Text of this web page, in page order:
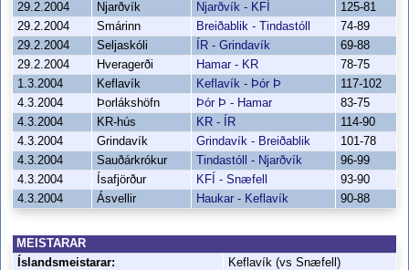
29.2.2004
Njarðvík Njarðvík - KFÍ
125-81
29.2.2004
Smárinn Breiðablik - Tindastóll
74-89
29.2.2004
Seljaskóli ÍR - Grindavík
69-88
29.2.2004
Hveragerði Hamar - KR
78-75
1.3.2004
Keflavík Keflavík - Þór Þ
117-102
4.3.2004
Þorlákshöfn Þór Þ - Hamar
83-75
4.3.2004
KR-hús KR - ÍR
114-90
4.3.2004
Grindavík Grindavík - Breiðablik
101-78
4.3.2004
Sauðárkrókur Tindastóll - Njarðvík
96-99
4.3.2004
Ísafjörður KFÍ - Snæfell
93-90
4.3.2004
Ásvellir Haukar - Keflavík 90-88
MEISTARAR
Íslandsmeistarar:
Keflavík (vs Snæfell)